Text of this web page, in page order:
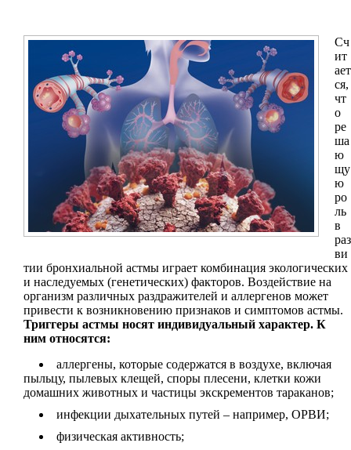
Сч
ит
ает
ся,
чт
о
ре
ша
ю
щу
ю
ро
ль
в
раз
ви
тии бронхиальной астмы играет комбинация экологических
и наследуемых (генетических) факторов. Воздействие на
организм различных раздражителей и аллергенов может
привести к возникновению признаков и симптомов астмы.
Триггеры астмы носят индивидуальный характер. К
ним относятся:
аллергены, которые содержатся в воздухе, включая
пыльцу, пылевых клещей, споры плесени, клетки кожи
домашних животных и частицы экскрементов тараканов;
инфекции дыхательных путей – например, ОРВИ;
физическая активность;